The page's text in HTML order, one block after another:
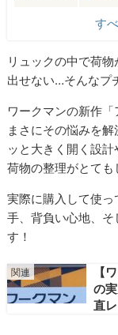
す
リュックの中で荷
出せない…そんなプ
ワークマンの新作「
まさにその悩みを
ッと大きく開く設計
荷物の整理がとても
実際に購入して使
手、背負い心地、
す！
【
の
直レ